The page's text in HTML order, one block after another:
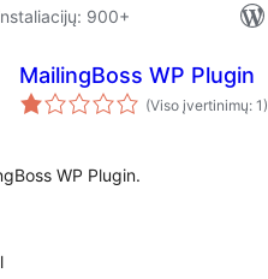
900+
MailingBoss WP Plugin
(Viso įvertinimų: 1)
WP Plugin.